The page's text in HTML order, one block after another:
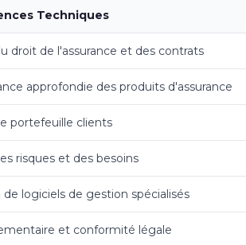
Techniques
droit de l'assurance et des contrats
approfondie des produits d'assurance
portefeuille clients
risques et des besoins
de logiciels de gestion spécialisés
et conformité légale